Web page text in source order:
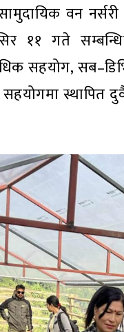
वन
११ गते
सहयोग,
स्थापित